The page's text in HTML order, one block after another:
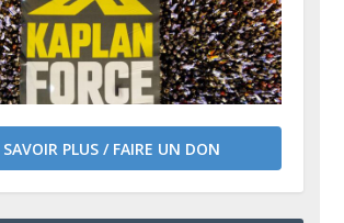
PLUS / FAIRE UN DON